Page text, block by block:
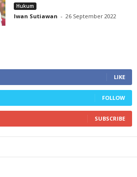
Hukum
Iwan Sutiawan - 26 September 2022
LIKE
FOLLOW
SUBSCRIBE